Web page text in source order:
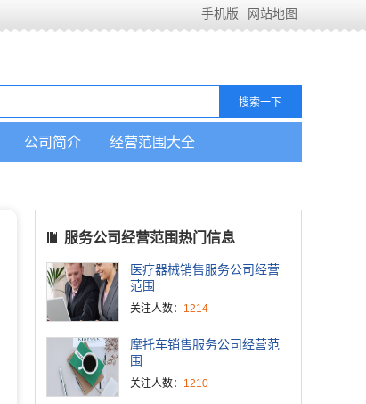
手机版 网站地图
公司简介 经营范围大全
服务公司经营范围热门信息
医疗器械销售服务公司经营
范围
关注人数： 1214
摩托车销售服务公司经营范
围
关注人数： 1210